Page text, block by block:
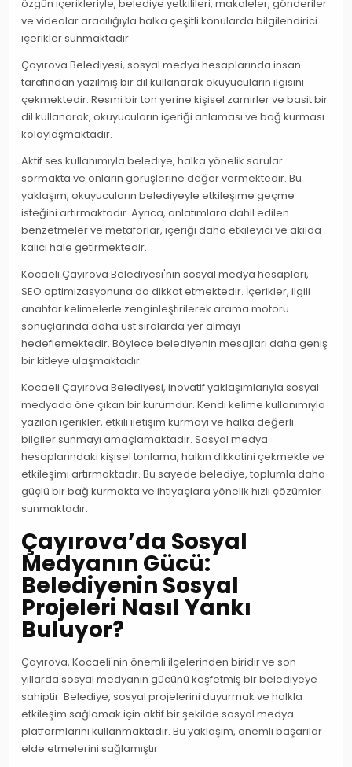
özgün içerikleriyle, belediye yetkilileri, makaleler, gönderiler
ve videolar aracılığıyla halka çeşitli konularda bilgilendirici
içerikler sunmaktadır.
Çayırova Belediyesi, sosyal medya hesaplarında insan
tarafından yazılmış bir dil kullanarak okuyucuların ilgisini
çekmektedir. Resmi bir ton yerine kişisel zamirler ve basit bir
dil kullanarak, okuyucuların içeriği anlaması ve bağ kurması
kolaylaşmaktadır.
Aktif ses kullanımıyla belediye, halka yönelik sorular
sormakta ve onların görüşlerine değer vermektedir. Bu
yaklaşım, okuyucuların belediyeyle etkileşime geçme
isteğini artırmaktadır. Ayrıca, anlatımlara dahil edilen
benzetmeler ve metaforlar, içeriği daha etkileyici ve akılda
kalıcı hale getirmektedir.
Kocaeli Çayırova Belediyesi'nin sosyal medya hesapları,
SEO optimizasyonuna da dikkat etmektedir. İçerikler, ilgili
anahtar kelimelerle zenginleştirilerek arama motoru
sonuçlarında daha üst sıralarda yer almayı
hedeflemektedir. Böylece belediyenin mesajları daha geniş
bir kitleye ulaşmaktadır.
Kocaeli Çayırova Belediyesi, inovatif yaklaşımlarıyla sosyal
medyada öne çıkan bir kurumdur. Kendi kelime kullanımıyla
yazılan içerikler, etkili iletişim kurmayı ve halka değerli
bilgiler sunmayı amaçlamaktadır. Sosyal medya
hesaplarındaki kişisel tonlama, halkın dikkatini çekmekte ve
etkileşimi artırmaktadır. Bu sayede belediye, toplumla daha
güçlü bir bağ kurmakta ve ihtiyaçlara yönelik hızlı çözümler
sunmaktadır.
Çayırova’da Sosyal
Medyanın Gücü:
Belediyenin Sosyal
Projeleri Nasıl Yankı
Buluyor?
Çayırova, Kocaeli'nin önemli ilçelerinden biridir ve son
yıllarda sosyal medyanın gücünü keşfetmiş bir belediyeye
sahiptir. Belediye, sosyal projelerini duyurmak ve halkla
etkileşim sağlamak için aktif bir şekilde sosyal medya
platformlarını kullanmaktadır. Bu yaklaşım, önemli başarılar
elde etmelerini sağlamıştır.